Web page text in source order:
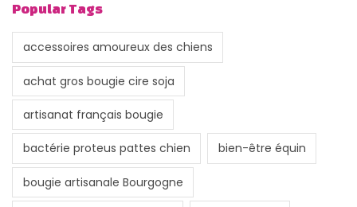
Popular Tags
accessoires amoureux des chiens
achat gros bougie cire soja
artisanat français bougie
bactérie proteus pattes chien bien-être équin
bougie artisanale Bourgogne